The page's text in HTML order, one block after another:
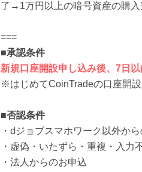
了→1万円以上の暗号資産の購入
===
■承認条件
新規口座開設申し込み後、7日
※はじめてCoinTradeの口座開
■否認条件
・dジョブスマホワーク以外か
・虚偽・いたずら・重複・入
・法人からのお申込